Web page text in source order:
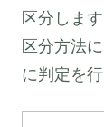
区分します
区分方法
に判定を